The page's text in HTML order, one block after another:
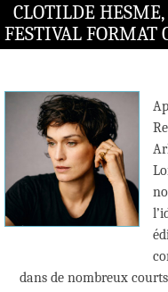
CLOTILDE
FESTIVAL FORMAT
dans de nombreux